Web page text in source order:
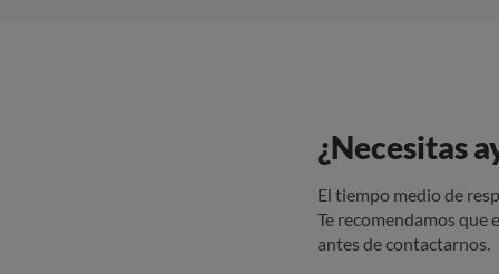
un
exigir la
solución: Si
legales
Catalana del Consumo. Elevar una queja al
arrendamientos. Adjuntamos a esta reclamación copia del contrato
justificante de
¿Necesitas
El tiempo medio de
Te recomendamos que
antes de contactarnos.